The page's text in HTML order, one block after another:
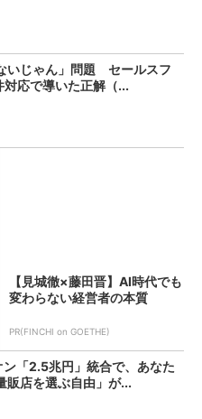
いじゃん」問題 セールスフ
応で導いた正解（...
【見城徹×藤田晋】AI時代でも
変わらない経営者の本質
PR(FINCHI on GOETHE)
「2.5兆円」統合で、あなた
販店を選ぶ自由」が...